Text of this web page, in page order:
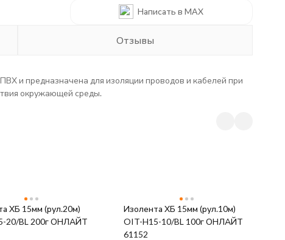
Написать в MAX
Отзывы
и предназначена для изоляции проводов и кабелей при
окружающей среды.
ХБ 15мм (рул.20м)
20/BL 200г ОНЛАЙТ
Изолента ХБ 15мм (рул.10м)
OIT-H15-10/BL 100г ОНЛАЙТ
61152